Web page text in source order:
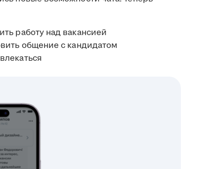
работу над вакансией
общение с кандидатом